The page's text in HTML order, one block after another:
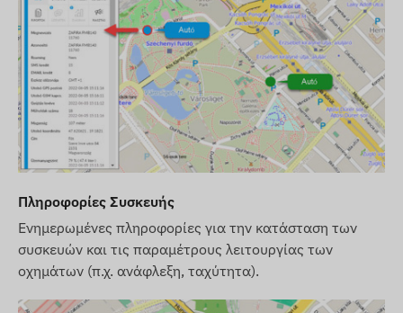
Πληροφορίες Συσκευής
Ενημερωμένες πληροφορίες για την κατάσταση των
συσκευών και τις παραμέτρους λειτουργίας των
οχημάτων (π.χ. ανάφλεξη, ταχύτητα).